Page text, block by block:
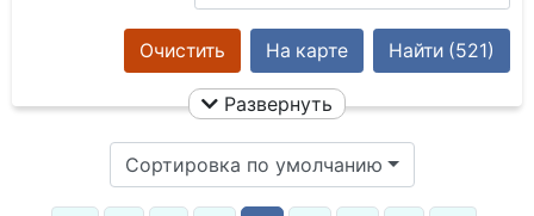
Найти (521)
На карте
Очистить
Развернуть
Сортировка по умолчанию